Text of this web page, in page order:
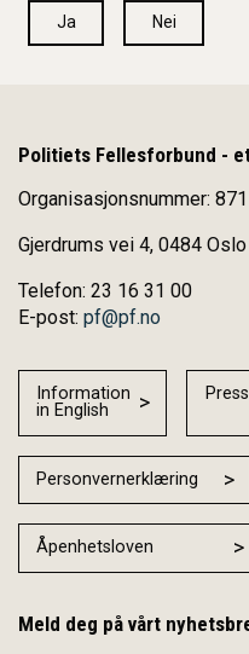
Ja Nei
Politiets Fellesforbund -
Organisasjonsnummer:
Gjerdrums vei 4, 0484 Oslo
Telefon: 23 16 31 00
E-post: pf@pf.no
Information
in English
Personvernerklæring
Åpenhetsloven
Meld deg på vårt